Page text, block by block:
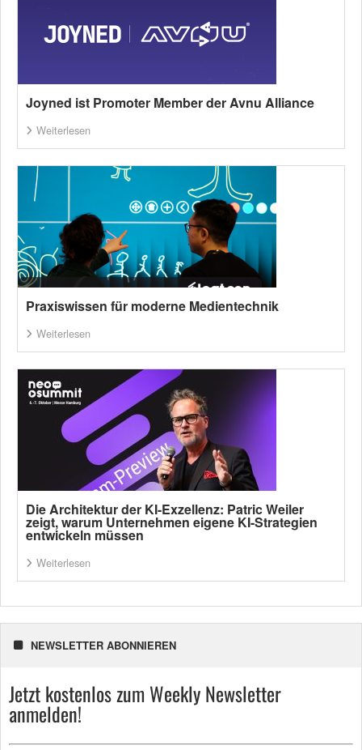
Joyned ist Promoter Member der Avnu Alliance
Weiterlesen
Praxiswissen für moderne Medientechnik
Weiterlesen
Die Architektur der KI-Exzellenz: Patric Weiler
zeigt, warum Unternehmen eigene KI-Strategien
entwickeln müssen
Weiterlesen
NEWSLETTER ABONNIEREN
Jetzt kostenlos zum Weekly Newsletter
anmelden!